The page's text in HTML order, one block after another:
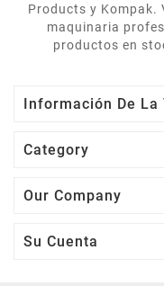
Products y Kompak.
maquinaria
productos en
Información De La
Category
Our Company
Su Cuenta